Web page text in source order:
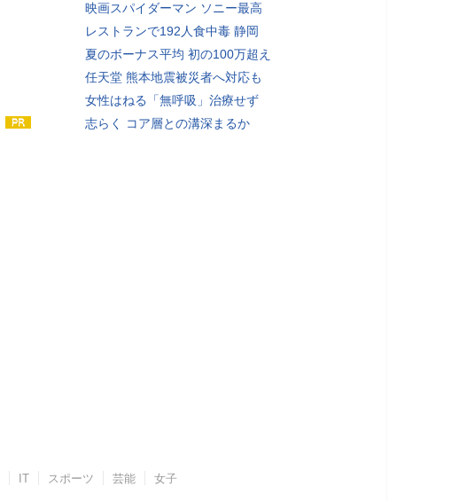
映画スパイダーマン ソニー最高
レストランで192人食中毒 静岡
夏のボーナス平均 初の100万超え
任天堂 熊本地震被災者へ対応も
女性はねる「無呼吸」治療せず
志らく コア層との溝深まるか
IT スポーツ 芸能 女子